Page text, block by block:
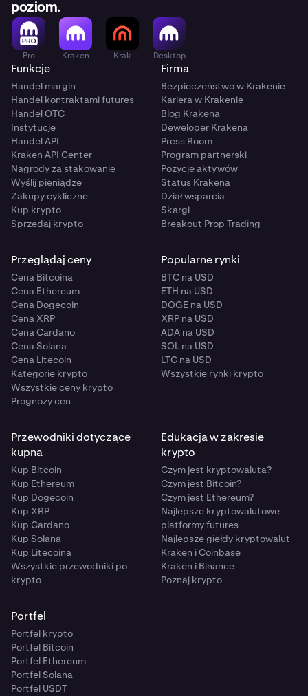
poziom.
Pro Kraken Krak Desktop
Funkcje
Handel margin
Handel kontraktami futures
Handel OTC
Instytucje
Handel API
Kraken API Center
Nagrody za stakowanie
Wyślij pieniądze
Zakupy cykliczne
Kup krypto
Sprzedaj krypto
Firma
Bezpieczeństwo w Krakenie
Kariera w Krakenie
Blog Krakena
Deweloper Krakena
Press Room
Program partnerski
Pozycje aktywów
Status Krakena
Dział wsparcia
Skargi
Breakout Prop Trading
Przeglądaj ceny
Cena Bitcoina
Cena Ethereum
Cena Dogecoin
Cena XRP
Cena Cardano
Cena Solana
Cena Litecoin
Kategorie krypto
Wszystkie ceny krypto
Prognozy cen
Popularne rynki
BTC na USD
ETH na USD
DOGE na USD
XRP na USD
ADA na USD
SOL na USD
LTC na USD
Wszystkie rynki krypto
Przewodniki dotyczące
kupna
Kup Bitcoin
Kup Ethereum
Kup Dogecoin
Kup XRP
Kup Cardano
Kup Solana
Kup Litecoina
Wszystkie przewodniki po
krypto
Edukacja w zakresie
krypto
Czym jest kryptowaluta?
Czym jest Bitcoin?
Czym jest Ethereum?
Najlepsze kryptowalutowe
platformy futures
Najlepsze giełdy kryptowalut
Kraken i Coinbase
Kraken i Binance
Poznaj krypto
Portfel
Portfel krypto
Portfel Bitcoin
Portfel Ethereum
Portfel Solana
Portfel USDT